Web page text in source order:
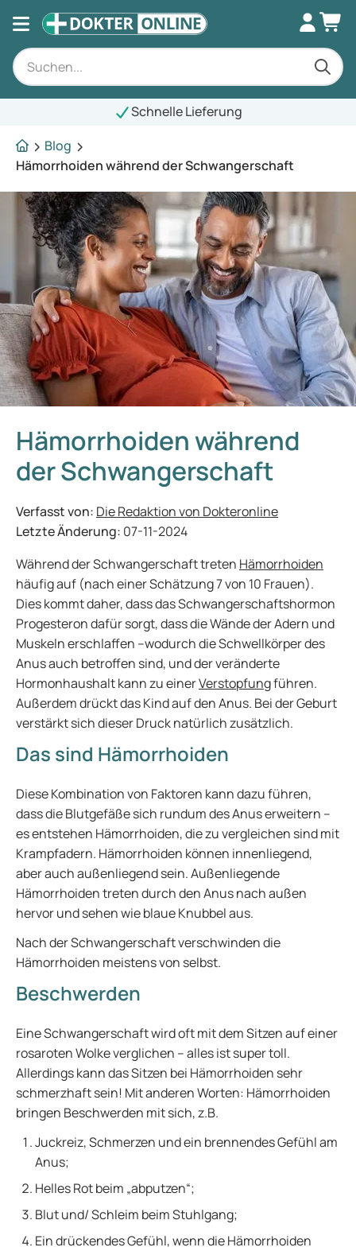
Schnelle Lieferung
Blog
Hämorrhoiden während der Schwangerschaft
Hämorrhoiden während
der Schwangerschaft
Verfasst von: Die Redaktion von Dokteronline
Letzte Änderung: 07-11-2024
Während der Schwangerschaft treten Hämorrhoiden
häufig auf (nach einer Schätzung 7 von 10 Frauen).
Dies kommt daher, dass das Schwangerschaftshormon
Progesteron dafür sorgt, dass die Wände der Adern und
Muskeln erschlaffen –wodurch die Schwellkörper des
Anus auch betroffen sind, und der veränderte
Hormonhaushalt kann zu einerVerstopfungführen.
Außerdem drückt das Kind auf den Anus. Bei der Geburt
verstärkt sich dieser Druck natürlich zusätzlich.
Das sind Hämorrhoiden
Diese Kombination von Faktoren kann dazu führen,
dass die Blutgefäße sich rundum des Anus erweitern –
es entstehen Hämorrhoiden, die zu vergleichen sind mit
Krampfadern. Hämorrhoiden können innenliegend,
aber auch außenliegend sein. Außenliegende
Hämorrhoiden treten durch den Anus nach außen
hervor und sehen wie blaue Knubbel aus.
Nach der Schwangerschaft verschwinden die
Hämorrhoiden meistens von selbst.
Beschwerden
Eine Schwangerschaft wird oft mit dem Sitzen auf einer
rosaroten Wolke verglichen – alles ist super toll.
Allerdings kann das Sitzen bei Hämorrhoiden sehr
schmerzhaft sein! Mit anderen Worten: Hämorrhoiden
bringen Beschwerden mit sich, z.B.
Juckreiz, Schmerzen und ein brennendes Gefühl am
Anus;
Helles Rot beim „abputzen“;
Blut und/ Schleim beim Stuhlgang;
Ein drückendes Gefühl, wenn die Hämorrhoiden